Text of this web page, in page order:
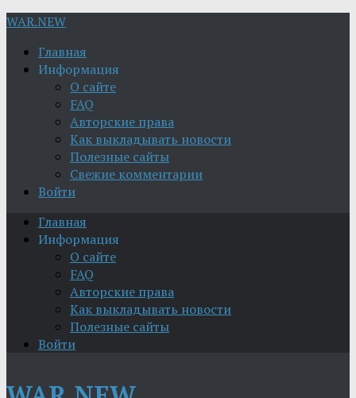
WAR.NEW
Главная
Информация
О сайте
FAQ
Авторские права
Как выкладывать новости
Полезные сайты
Свежие комментарии
Войти
Главная
Информация
О сайте
FAQ
Авторские права
Как выкладывать новости
Полезные сайты
Войти